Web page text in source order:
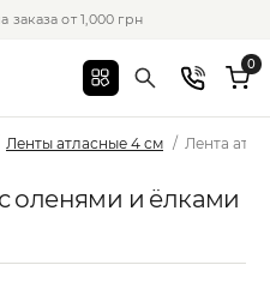
от 1,000 грн
0
Ленты атласные 4 см Лента
оленями и ёлками